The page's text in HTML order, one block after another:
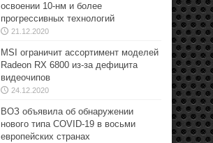
освоении 10-нм и более
прогрессивных технологий
21.12.2020
MSI ограничит ассортимент моделей
Radeon RX 6800 из-за дефицита
видеочипов
24.12.2020
ВОЗ объявила об обнаружении
нового типа COVID-19 в восьми
европейских странах